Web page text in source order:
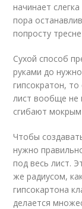
начинает
пора
попросту
Сухой способ
руками до
гипсократон,
лист вообще не
сгибают
Чтобы
нужно
под весь лист.
же радиусом,
гипсокартона
делается